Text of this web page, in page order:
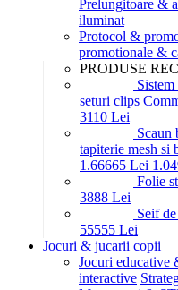
Prelungitoare &
iluminat
Protocol &
promotionale &
PRODUSE
seturi clips
3110 Lei
Scaun
tapiterie mesh si
1.66665 Lei
Folie
3888 Lei
Seif
55555 Lei
Jocuri & jucarii copii
Jocuri educative
interactive